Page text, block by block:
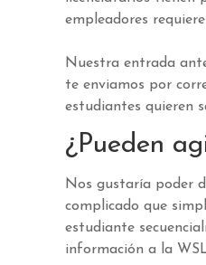
empleadores
Nuestra entrada
te enviamos por
estudiantes quieren
¿Pueden
Nos gustaría poder
complicado que
estudiante
información a la